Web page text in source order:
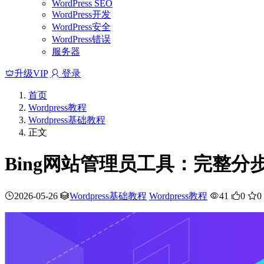
WordPress SEO
WordPress开发
WordPress安全
WordPress错误
服务器
升级VIP 登录
首页
Wordpress教程
Wordpress基础教程
正文
Bing网站管理员工具：完整分
2026-05-26 Wordpress基础教程 Wordpress教程 41 0 0